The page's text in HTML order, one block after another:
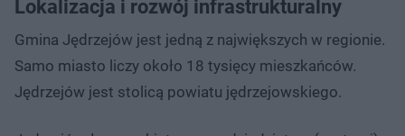
Lokalizacja i rozwój infrastrukturalny
Gmina Jędrzejów jest jedną z największych w regionie.
Samo miasto liczy około 18 tysięcy mieszkańców.
Jędrzejów jest stolicą powiatu jędrzejowskiego.